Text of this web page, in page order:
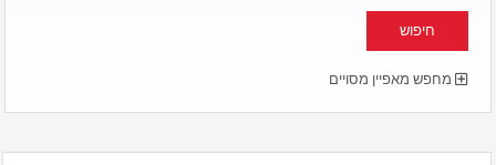
מחפש מאפיין מסויים